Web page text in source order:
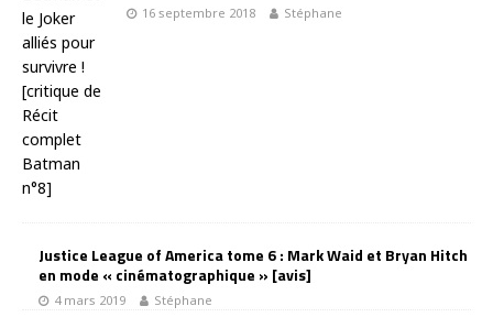
16 septembre 2018 Stéphane
Justice League of America tome 6 : Mark Waid et Bryan Hitch
en mode « cinématographique » [avis]
4 mars 2019 Stéphane